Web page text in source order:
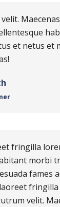
et netus et
fringilla
morbi
fames
velit.